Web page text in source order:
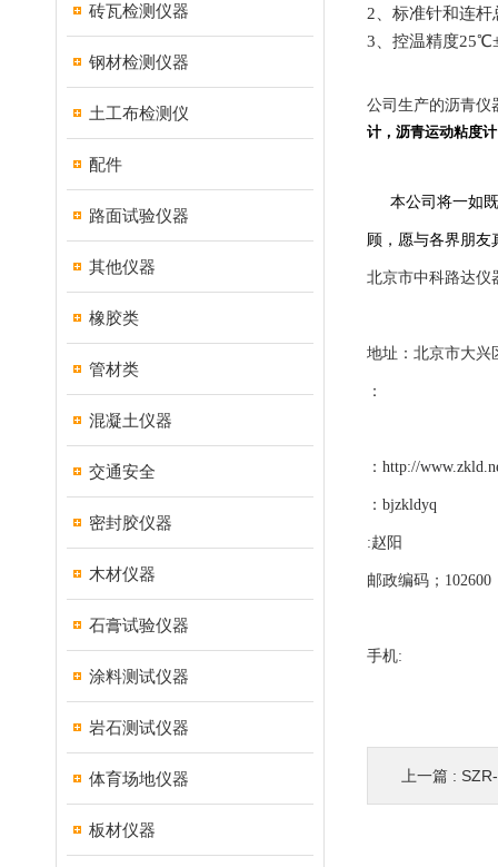
砖瓦检测仪器
钢材检测仪器
土工布检测仪
配件
路面试验仪器
其他仪器
橡胶类
管材类
混凝土仪器
交通安全
密封胶仪器
木材仪器
石膏试验仪器
涂料测试仪器
岩石测试仪器
体育场地仪器
板材仪器
2
标准针和连杆
3
控温精度25℃
公司生产的沥青仪
计，沥青运动粘度
本公司将一如
顾，愿与各界朋友
北京市中科路达仪
地址：北京市大兴
：
： http://
： bjzkldyq
:赵阳
邮政编码；102600
手机:
上一篇 :